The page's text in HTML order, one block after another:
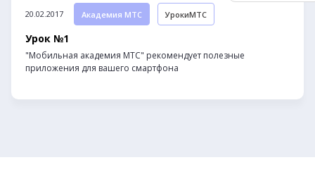
20.02.2017 Академия МТС УрокиМТС
Урок №1
"Мобильная академия МТС" рекомендует полезные
приложения для вашего смартфона